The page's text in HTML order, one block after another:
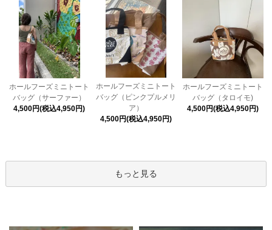
ホールフーズミニトート
バッグ（サーファー）
4,500円(税込4,950円)
ホールフーズミニトート
バッグ（ピンクプルメリ
ア）
4,500円(税込4,950円)
ホールフーズミニトート
バッグ（タロイモ)
4,500円(税込4,950円)
もっと見る